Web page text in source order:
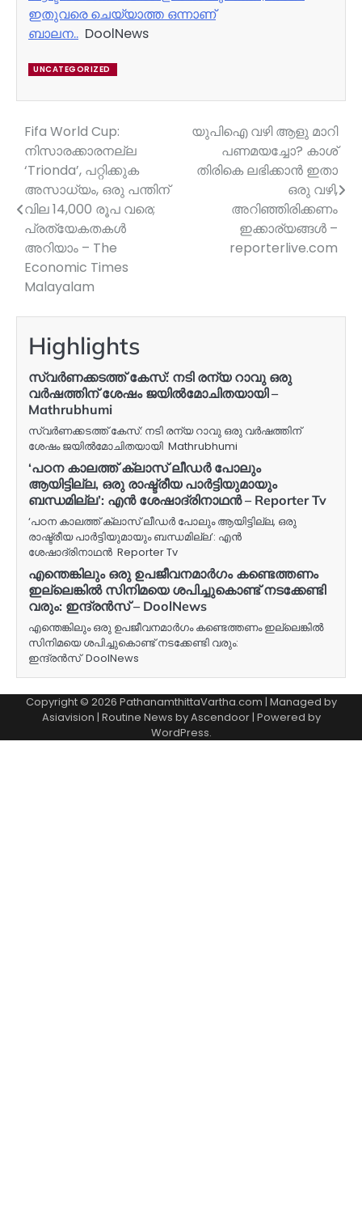
ഇതുവരെ ചെയ്യാത്ത ഒന്നാണ്
ബാലന.. DoolNews
UNCATEGORIZED
Post
navigation
Fifa World Cup:
നിസാരക്കാരനല്ല
‘Trionda’, പറ്റിക്കുക
അസാധ്യം, ഒരു പന്തിന്
വില 14,000 രൂപ വരെ;
പ്രത്യേകതകള്‍
അറിയാം – The
Economic Times
Malayalam
യുപിഐ വഴി ആളു മാറി
പണമയച്ചോ? കാശ്
തിരികെ ലഭിക്കാന്‍ ഇതാ
ഒരു വഴി,
അറിഞ്ഞിരിക്കണം
ഇക്കാര്യങ്ങള്‍ –
reporterlive.com
Highlights
സ്വർണക്കടത്ത് കേസ്: നടി രന്യ റാവു ഒരു
വർഷത്തിന് ശേഷം ജയിൽമോചിതയായി –
Mathrubhumi
സ്വർണക്കടത്ത് കേസ്: നടി രന്യ റാവു ഒരു വർഷത്തിന്
ശേഷം ജയിൽമോചിതയായി Mathrubhumi
‘പഠന കാലത്ത് ക്ലാസ് ലീഡർ പോലും
ആയിട്ടില്ല, ഒരു രാഷ്ട്രീയ പാര്‍ട്ടിയുമായും
ബന്ധമില്ല’: എൻ ശേഷാദ്രിനാഥൻ – Reporter Tv
‘പഠന കാലത്ത് ക്ലാസ് ലീഡർ പോലും ആയിട്ടില്ല, ഒരു
രാഷ്ട്രീയ പാര്‍ട്ടിയുമായും ബന്ധമില്ല’: എൻ
ശേഷാദ്രിനാഥൻ Reporter Tv
എന്തെങ്കിലും ഒരു ഉപജീവനമാർഗം കണ്ടെത്തണം
ഇല്ലെങ്കിൽ സിനിമയെ ശപിച്ചുകൊണ്ട് നടക്കേണ്ടി
വരും: ഇന്ദ്രൻസ് – DoolNews
എന്തെങ്കിലും ഒരു ഉപജീവനമാർഗം കണ്ടെത്തണം ഇല്ലെങ്കിൽ
സിനിമയെ ശപിച്ചുകൊണ്ട് നടക്കേണ്ടി വരും:
ഇന്ദ്രൻസ് DoolNews
Copyright © 2026 PathanamthittaVartha.com | Managed by
Asiavision | Routine News byAscendoor| Powered by
WordPress.